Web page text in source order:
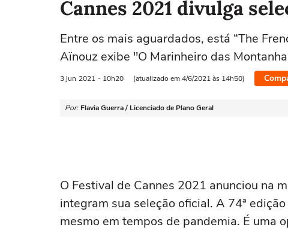
Cannes 2021 divulga
Entre os mais aguardados, está “The
Aïnouz exibe "O Marinheiro das
3 jun 2021 - 10h20 (atualizado em 4/6/2021 às 14h50)
Por: Flavia Guerra / Licenciado de Plano Geral
O Festival de Cannes 2021 anunciou na
integram sua seleção oficial. A 74ª
mesmo em tempos de pandemia. É uma